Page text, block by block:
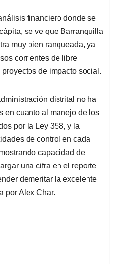
financiero donde se
se ve que Barranquilla
muy bien ranqueada, ya
corrientes de libre
de impacto social.
distrital no ha
en cuanto al manejo de los
por la Ley 358, y la
de control en cada
capacidad de
una cifra en el reporte
demeritar la excelente
por Alex Char.